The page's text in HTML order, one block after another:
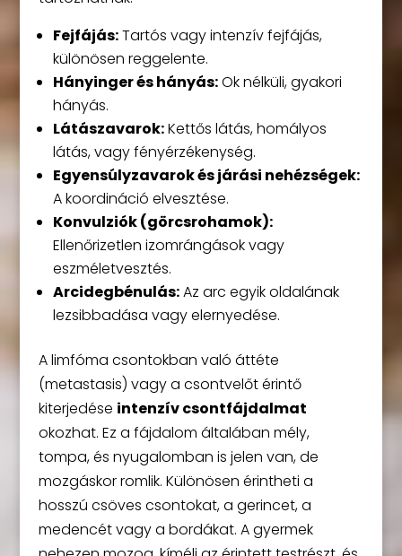
Fejfájás:Tartós vagy intenzív fejfájás,
különösen reggelente.
Hányinger és hányás:Ok nélküli, gyakori
hányás.
Látászavarok:Kettős látás, homályos
látás, vagy fényérzékenység.
Egyensúlyzavarok és járási nehézségek:
A koordináció elvesztése.
Konvulziók (görcsrohamok):
Ellenőrizetlen izomrángások vagy
eszméletvesztés.
Arcidegbénulás:Az arc egyik oldalának
lezsibbadása vagy elernyedése.
A limfóma csontokban való áttéte
(metastasis) vagy a csontvelőt érintő
kiterjedése intenzív csontfájdalmat
okozhat. Ez a fájdalom általában mély,
tompa, és nyugalomban is jelen van, de
mozgáskor romlik. Különösen érintheti a
hosszú csöves csontokat, a gerincet, a
medencét vagy a bordákat. A gyermek